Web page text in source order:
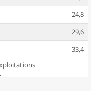
24,8
29,6
33,4